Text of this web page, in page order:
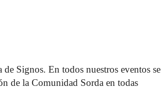
Signos. En todos nuestros eventos se
de la Comunidad Sorda en todas